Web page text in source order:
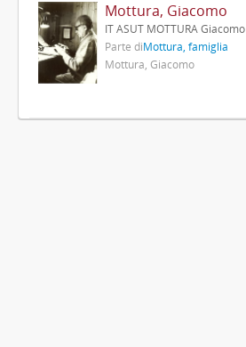
Mottura, Giacomo
IT ASUT MOTTURA Giacomo
Parte diMottura, famiglia
Mottura, Giacomo